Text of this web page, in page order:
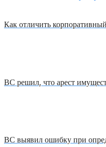
Как отличить
ВС решил, что арест
ВС выявил ошибку при